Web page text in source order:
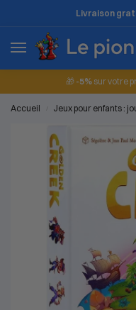
Livraison
🎁 -5% sur votre
Accueil Jeux pour enfants :